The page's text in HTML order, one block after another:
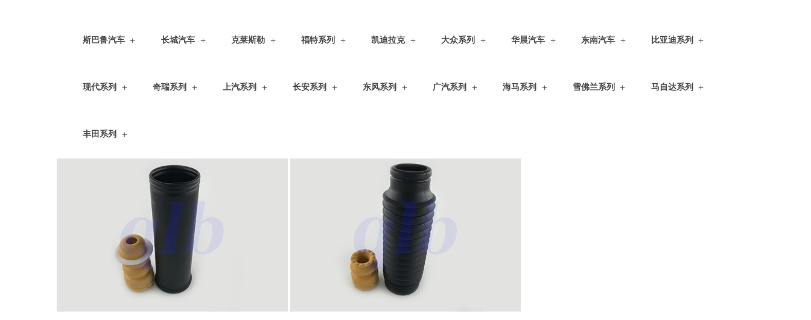
斯巴鲁汽车 长城汽车 克莱斯勒 福特系列 凯迪拉克 大众系列 华晨汽车 东南汽车 比亚迪系列
现代系列 奇瑞系列 上汽系列 长安系列 东风系列 广汽系列 海马系列 雪佛兰系列 马自达系列
丰田系列